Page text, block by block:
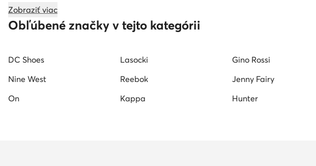
Trailove tenisky pánske La sportiva turisticke topanky pánske
Zobraziť viac
Obľúbené značky v tejto kategórii
DC Shoes Lasocki Gino Rossi
Nine West
Reebok Jenny Fairy
On
Kappa Hunter